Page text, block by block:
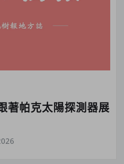
著帕克太陽探測器展